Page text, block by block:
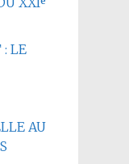
: LE
AU